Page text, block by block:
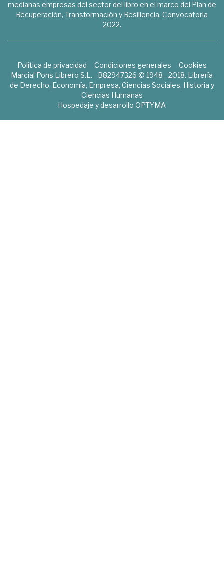
medianas empresas del sector del libro en el marco del Plan de
Recuperación, Transformación y Resiliencia. Convocatoria
2022.
Política de privacidad Condiciones generales
Cookies
Marcial Pons Librero S.L. - B82947326 © 1948 - 2018. Librería
de Derecho, Economía, Empresa, Ciencias Sociales, Historia y
Ciencias Humanas
Hospedaje y desarrollo OPTYMA